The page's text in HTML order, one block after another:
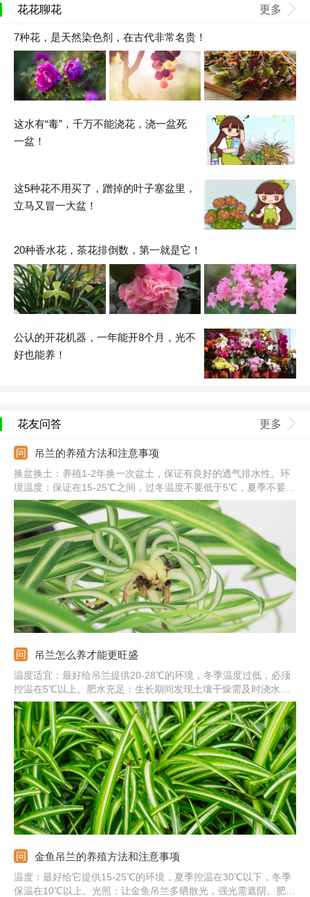
花花聊花 更多
7种花，是天然染色剂，在古代非常名贵！
这水有“毒”，千万不能浇花，浇一盆死
一盆！
这5种花不用买了，蹭掉的叶子塞盆里，
立马又冒一大盆！
20种香水花，茶花排倒数，第一就是它！
公认的开花机器，一年能开8个月，光不
好也能养！
花友问答 更多
吊兰的养殖方法和注意事项
换盆换土：养殖1-2年换一次盆土，保证有良好的透气排水性。环
境温度：保证在15-25℃之间，过冬温度不要低于5℃，夏季不要
高于30℃。光照适宜：吊兰喜半阴，要在明亮光线处养，不要让强
光暴晒。注意事项：室内养护要注意通风，并在干燥天气多给植株
喷洒水分进行保湿。
吊兰怎么养才能更旺盛
温度适宜：最好给吊兰提供20-28℃的环境，冬季温度过低，必须
控温在5℃以上。肥水充足：生长期间发现土壤干燥需及时浇水保
湿，还要定期施加稀释的肥液，补充养分。土壤适宜：要用松软、
透气、肥沃的土壤栽培，且每年需换土一次。适当遮光：平时需让
它多晒散光，夏季需遮阴才行，否则容易晒伤。
金鱼吊兰的养殖方法和注意事项
温度：最好给它提供15-25℃的环境，夏季控温在30℃以下，冬季
保温在10℃以上。光照：让金鱼吊兰多晒散光，强光需遮阴。肥